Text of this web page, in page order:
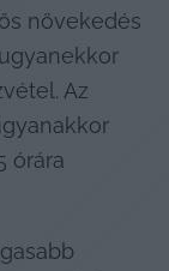
növekedés
Az
órára